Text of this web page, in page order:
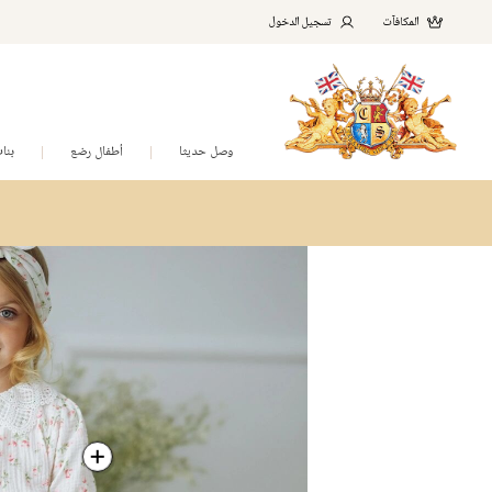
المكافآت تسجيل الدخول
وصل حديثا أطفال رضع